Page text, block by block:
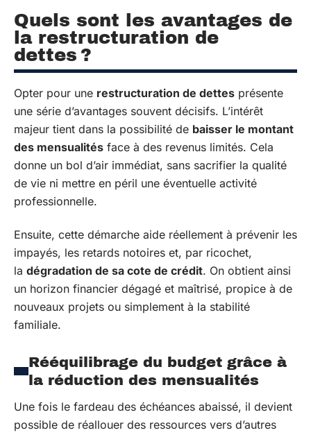
Quels sont les avantages de
la restructuration de
dettes ?
Opter pour une restructuration de dettes présente
une série d’avantages souvent décisifs. L’intérêt
majeur tient dans la possibilité de baisser le montant
des mensualités face à des revenus limités. Cela
donne un bol d’air immédiat, sans sacrifier la qualité
de vie ni mettre en péril une éventuelle activité
professionnelle.
Ensuite, cette démarche aide réellement à prévenir les
impayés, les retards notoires et, par ricochet,
la dégradation de sa cote de crédit. On obtient ainsi
un horizon financier dégagé et maîtrisé, propice à de
nouveaux projets ou simplement à la stabilité
familiale.
Rééquilibrage du budget grâce à
la réduction des mensualités
Une fois le fardeau des échéances abaissé, il devient
possible de réallouer des ressources vers d’autres